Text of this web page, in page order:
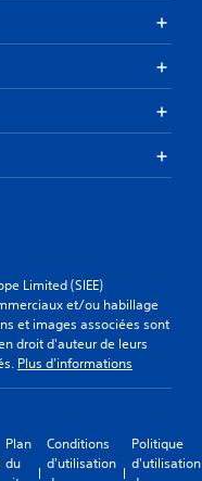
Limited (SIEE)
et/ou habillage
et images associées sont
droit d'auteur de leurs
Plus d'informations
Plan
du
Conditions
d'utilisation
Politique
d'utilisation